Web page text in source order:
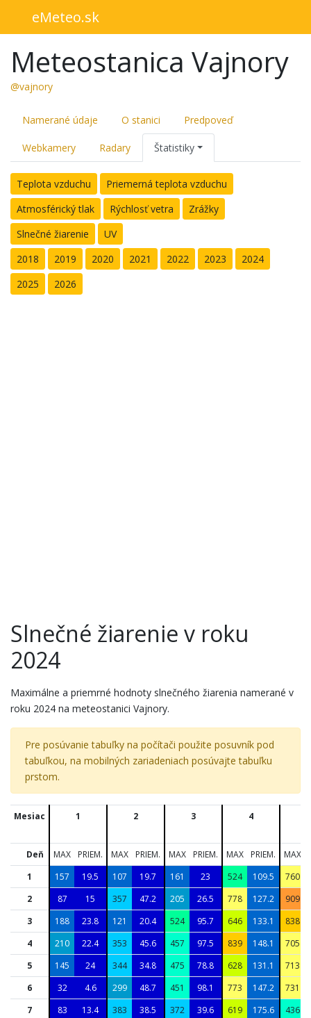
eMeteo.sk
Meteostanica Vajnory
@vajnory
Namerané údaje O stanici Predpoveď
Webkamery Radary Štatistiky
Teplota vzduchu
Priemerná teplota vzduchu
Atmosférický tlak
Rýchlosť vetra
Zrážky
Slnečné žiarenie
UV
2018
2019 2020 2021 2022 2023
2024
2025
2026
Slnečné žiarenie v roku
2024
Maximálne a priemrné hodnoty slnečného žiarenia namerané v
roku 2024 na meteostanici Vajnory.
Pre posúvanie tabuľky na počítači použite posuvník pod
tabuľkou, na mobilných zariadeniach posúvajte tabuľku
prstom.
Mesiac 1 2 3 4
Deň MAX PRIEM. MAX PRIEM. MAX PRIEM. MAX PRIEM. MAX
1
157 19.5 107 19.7 161 23 524 109.5 760
2
87 15 357 47.2 205 26.5 778 127.2 909
3
188 23.8 121 20.4 524 95.7 646 133.1 838
4
210 22.4 353 45.6 457 97.5 839 148.1 705
5
145 24 344 34.8 475 78.8 628 131.1 713
6
32 4.6 299 48.7 451 98.1 773 147.2 731
7
83 13.4 383 38.5 372 39.6 619 175.6
436